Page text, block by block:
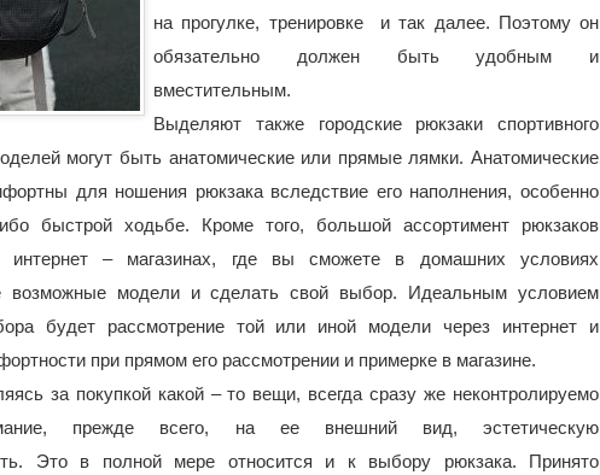
на прогулке, тренировке и так далее. Поэтому он
обязательно должен быть удобным и
вместительным.
Выделяют также городские рюкзаки спортивного
могут быть анатомические или прямые лямки. Анатомические
для ношения рюкзака вследствие его наполнения, особенно
быстрой ходьбе. Кроме того, большой ассортимент рюкзаков
интернет – магазинах, где вы сможете в домашних условиях
возможные модели и сделать свой выбор. Идеальным условием
будет рассмотрение той или иной модели через интернет и
при прямом его рассмотрении и примерке в магазине.
за покупкой какой – то вещи, всегда сразу же неконтролируемо
прежде всего, на ее внешний вид, эстетическую
Это в полной мере относится и к выбору рюкзака. Принято